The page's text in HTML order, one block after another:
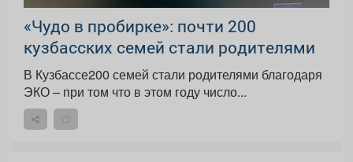
«Чудо в пробирке»: почти 200
кузбасских семей стали родителями
В Кузбассе200 семей стали родителями благодаря
ЭКО – при том что в этом году число...